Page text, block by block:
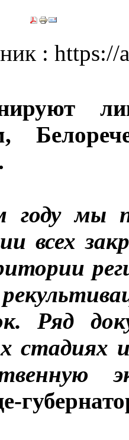
:
мы
всех
Ряд
стадиях и